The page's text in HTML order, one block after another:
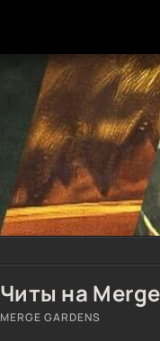
Читы на
MERGE GARDENS